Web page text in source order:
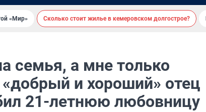
«Мир» Сколько стоит жилье в кемеровском долгострое?
семья, а мне только
и хороший» отец
21-летнюю любовницу